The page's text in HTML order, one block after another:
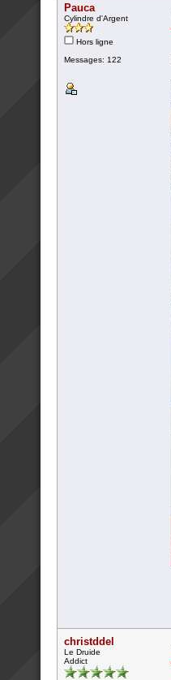
Pauca
Cylindre d'Argent
Hors ligne
Messages: 122
christddel
Le Druide
Addict